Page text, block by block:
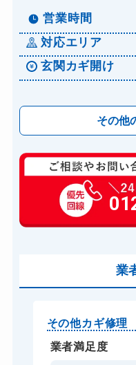
営業時間
対応エリア
玄関カギ開け
その他
玄関カギ修理
玄関カギ交換
金庫カギ開け
業
その他カギ修理
業者満足度